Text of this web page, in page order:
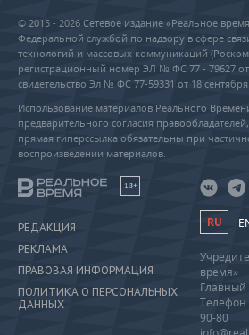
© 2015 - 2026 Сетевое издание «Реальное
Федеральной службой по надзору в сфере
технологий и массовых коммуникаций
регистрационный номер ЭЛ № ФС 77 - 79627 от
свидетельство Эл № ФС 77-59331 от 18 сентября
Использование материалов Реального
предварительного согласия
прямая гиперссылка обязательны при
воспроизведении материалов.
18+
РЕДАКЦИЯ
РЕКЛАМА
ПРАВОВАЯ ИНФОРМАЦИЯ
ПОЛИТИКА О ПЕРСОНАЛЬНЫХ
ДАННЫХ
RU
время»
Главный
Телефон
90-80